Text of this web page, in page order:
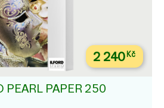
2 240Kč
PEARL PAPER 250